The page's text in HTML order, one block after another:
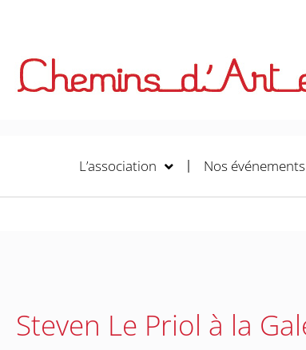
L’association Nos événements
Steven Le Priol à la